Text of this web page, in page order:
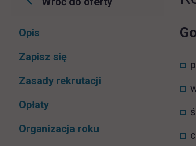
Pomiń
Opis
Zapisz się
Zasady rekrutacji
Opłaty
Organizacja roku